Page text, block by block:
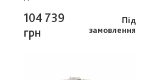
104 739
грн
Під
замовлення